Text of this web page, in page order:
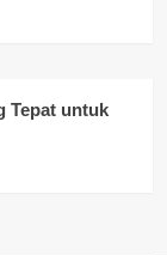
Tepat untuk